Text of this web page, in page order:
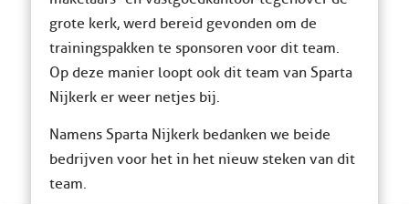
grote kerk, werd bereid gevonden om de
trainingspakken te sponsoren voor dit team.
Op deze manier loopt ook dit team van Sparta
Nijkerk er weer netjes bij.
Namens Sparta Nijkerk bedanken we beide
bedrijven voor het in het nieuw steken van dit
team.